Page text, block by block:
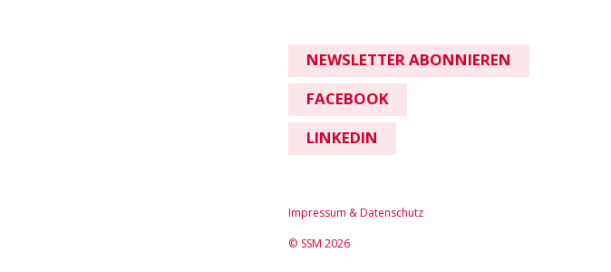
NEWSLETTER ABONNIEREN
FACEBOOK
LINKEDIN
Impressum & Datenschutz
© SSM 2026